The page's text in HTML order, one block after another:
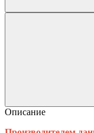
Описание